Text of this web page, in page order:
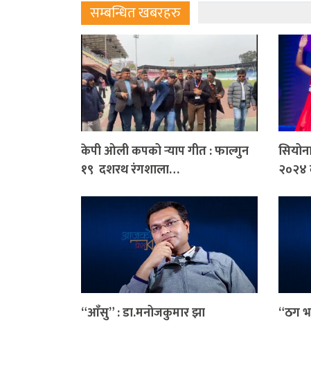
सम्बन्धित खबरहरु
केपी ओली कपको र्‍याप गीत : फाल्गुन
१९ दशरथ रंगशाला…
२०२४
“आँसु” : डा.मनोजकुमार झा “ठग